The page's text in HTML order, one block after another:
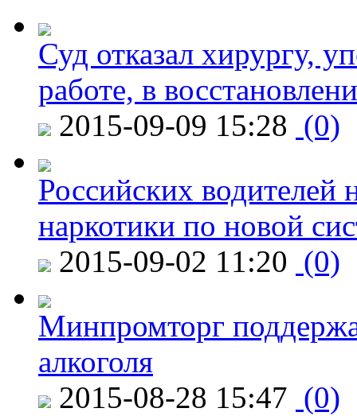
Суд отказал хирургу,
работе, в
2015-09-09 15:28 (0)
Российских водителей
наркотики по новой
2015-09-02 11:20 (0)
Минпромторг
алкоголя
2015-08-28 15:47 (0)